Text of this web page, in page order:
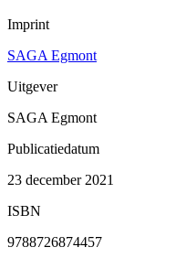
Imprint
SAGA Egmont
Uitgever
SAGA Egmont
Publicatiedatum
23 december 2021
ISBN
9788726874457